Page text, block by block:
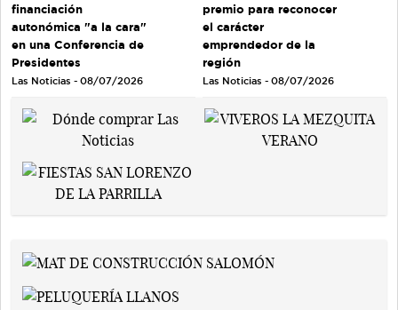
financiación
autonómica "a la cara"
en una Conferencia de
Presidentes
Las Noticias - 08/07/2026
premio para reconocer
el carácter
emprendedor de la
región
Las Noticias - 08/07/2026